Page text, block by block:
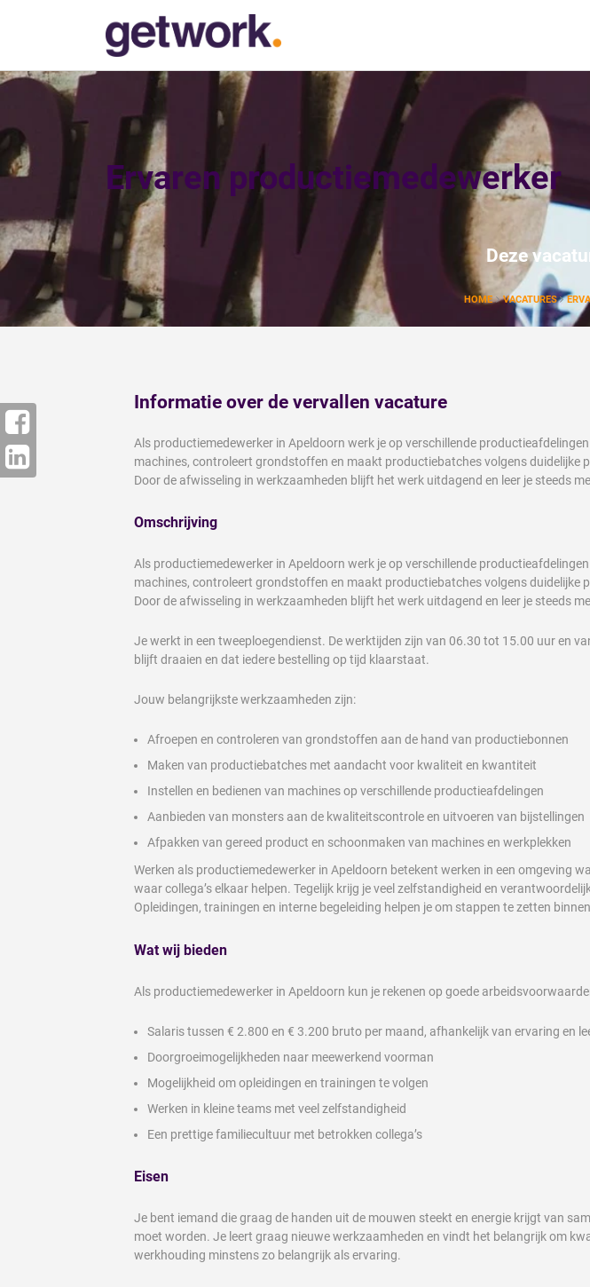
Ervaren productiemedewerker
Deze
HOME VACATURES
Informatie over de vervallen vacature
Als productiemedewerker in Apeldoorn werk je op verschillende
machines, controleert grondstoffen en maakt productiebatches volgens
Door de afwisseling in werkzaamheden blijft het werk uitdagend en leer je steeds
Omschrijving
Als productiemedewerker in Apeldoorn werk je op verschillende
machines, controleert grondstoffen en maakt productiebatches volgens
Door de afwisseling in werkzaamheden blijft het werk uitdagend en leer je steeds
Je werkt in een tweeploegendienst. De werktijden zijn van 06.30 tot 15.00 uur en
blijft draaien en dat iedere bestelling op tijd klaarstaat.
Jouw belangrijkste werkzaamheden zijn:
Afroepen en controleren van grondstoffen aan de hand van productiebonnen
Maken van productiebatches met aandacht voor kwaliteit en kwantiteit
Instellen en bedienen van machines op verschillende productieafdelingen
Aanbieden van monsters aan de kwaliteitscontrole en uitvoeren van bijstellingen
Afpakken van gereed product en schoonmaken van machines en werkplekken
Werken als productiemedewerker in Apeldoorn betekent werken in een omgeving
waar collega’s elkaar helpen. Tegelijk krijg je veel zelfstandigheid en
Opleidingen, trainingen en interne begeleiding helpen je om stappen te zetten
Wat wij bieden
Als productiemedewerker in Apeldoorn kun je rekenen op goede
Salaris tussen € 2.800 en € 3.200 bruto per maand, afhankelijk van ervaring en
Doorgroeimogelijkheden naar meewerkend voorman
Mogelijkheid om opleidingen en trainingen te volgen
Werken in kleine teams met veel zelfstandigheid
Een prettige familiecultuur met betrokken collega’s
Eisen
Je bent iemand die graag de handen uit de mouwen steekt en energie krijgt van
moet worden. Je leert graag nieuwe werkzaamheden en vindt het belangrijk om
werkhouding minstens zo belangrijk als ervaring.